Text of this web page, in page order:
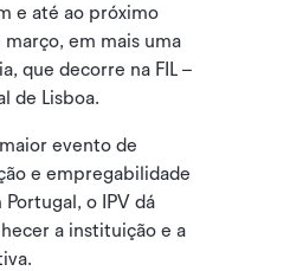
e até ao próximo
março, em mais uma
que decorre na FIL –
de Lisboa.
evento de
e empregabilidade
o IPV dá
a instituição e a